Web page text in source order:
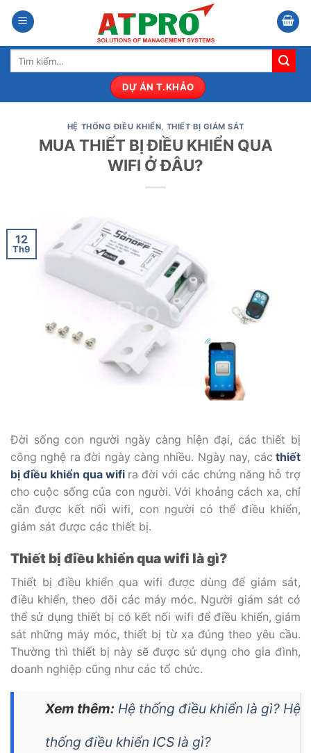
qua
nội
dung
Tìm
DỰ ÁN T.KHẢO
HỆ THỐNG ĐIỀU KHIỂN, THIẾT BỊ GIÁM SÁT
MUA THIẾT BỊ ĐIỀU KHIỂN QUA
WIFI Ở ĐÂU?
12
Th9
Đời sống con người ngày càng hiện đại, các thiết bị
công nghệ ra đời ngày càng nhiều. Ngày nay, các thiết
bị điều khiển qua wifi ra đời với các chứng năng hỗ trợ
cho cuộc sống của con người. Với khoảng cách xa, chỉ
cần được kết nối wifi, con người có thể điều khiển,
giám sát được các thiết bị.
Thiết bị điều khiển qua wifi là gì?
Thiết bị điều khiển qua wifi được dùng để giám sát,
điều khiển, theo dõi các máy móc. Người giám sát có
thể sử dụng thiết bị có kết nối wifi để điều khiển, giám
sát những máy móc, thiết bị từ xa đúng theo yêu cầu.
Thường thì thiết bị này sẽ được sử dụng cho gia đình,
doanh nghiệp cũng như các tổ chức.
Xem thêm: Hệ thống điều khiển là gì? Hệ
thống điều khiển ICS là gì?